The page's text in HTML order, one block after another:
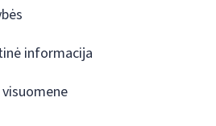
informacija